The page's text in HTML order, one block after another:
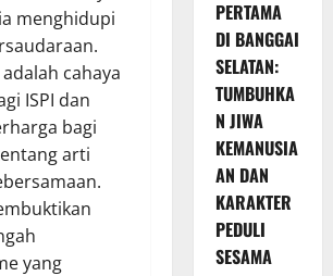
menghidupi
cahaya
ISPI dan
bagi
arti
yang
PERTAMA
DI BANGGAI
SELATAN:
TUMBUHKA
N JIWA
KEMANUSIA
AN DAN
KARAKTER
PEDULI
SESAMA